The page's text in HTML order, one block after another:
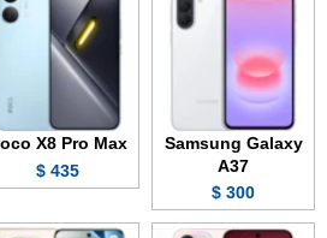
Samsung Galaxy
A37
300 $
X8 Pro Max
435 $